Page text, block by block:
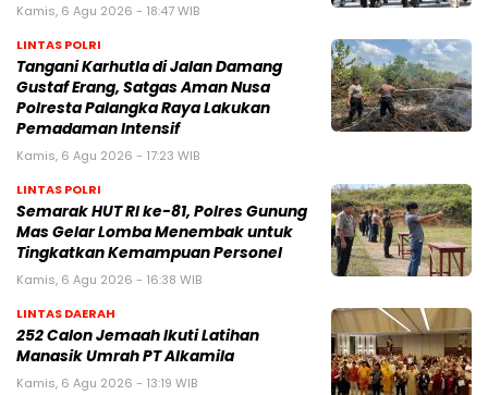
Kamis, 6 Agu 2026 - 18:47 WIB
LINTAS POLRI
Tangani Karhutla di Jalan Damang
Gustaf Erang, Satgas Aman Nusa
Polresta Palangka Raya Lakukan
Pemadaman Intensif
Kamis, 6 Agu 2026 - 17:23 WIB
LINTAS POLRI
Semarak HUT RI ke-81, Polres Gunung
Mas Gelar Lomba Menembak untuk
Tingkatkan Kemampuan Personel
Kamis, 6 Agu 2026 - 16:38 WIB
LINTAS DAERAH
252 Calon Jemaah Ikuti Latihan
Manasik Umrah PT Alkamila
Kamis, 6 Agu 2026 - 13:19 WIB